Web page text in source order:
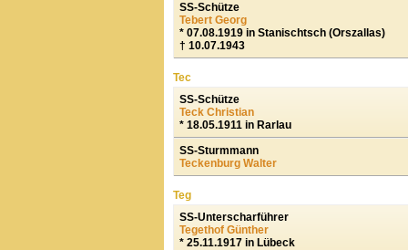
SS-Schütze
Tebert Georg
* 07.08.1919 in Stanischtsch (Orszallas)
† 10.07.1943
Tec
SS-Schütze
Teck Christian
* 18.05.1911 in Rarlau
SS-Sturmmann
Teckenburg Walter
Teg
SS-Unterscharführer
Tegethof Günther
* 25.11.1917 in Lübeck